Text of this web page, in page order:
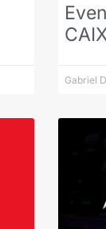
Gabriel